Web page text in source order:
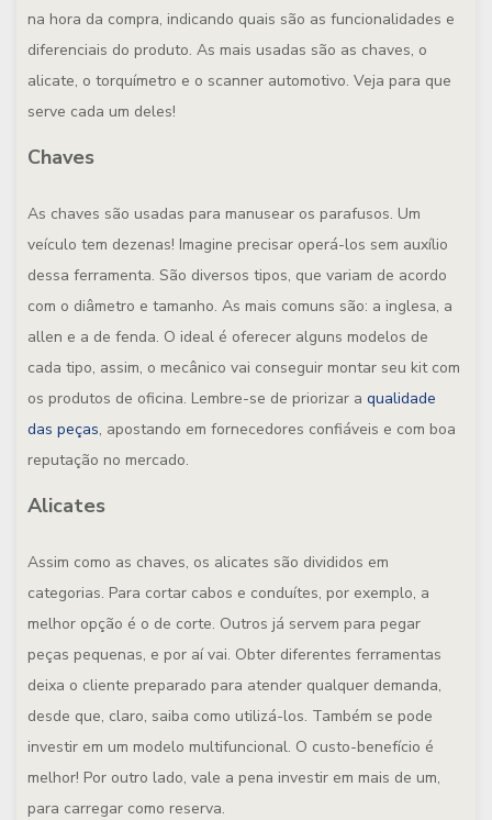
na hora da compra, indicando quais são as funcionalidades e
diferenciais do produto. As mais usadas são as chaves, o
alicate, o torquímetro e o scanner automotivo. Veja para que
serve cada um deles!
Chaves
As chaves são usadas para manusear os parafusos. Um
veículo tem dezenas! Imagine precisar operá-los sem auxílio
dessa ferramenta. São diversos tipos, que variam de acordo
com o diâmetro e tamanho. As mais comuns são: a inglesa, a
allen e a de fenda. O ideal é oferecer alguns modelos de
cada tipo, assim, o mecânico vai conseguir montar seu kit com
os produtos de oficina. Lembre-se de priorizar a qualidade
das peças, apostando em fornecedores confiáveis e com boa
reputação no mercado.
Alicates
Assim como as chaves, os alicates são divididos em
categorias. Para cortar cabos e conduítes, por exemplo, a
melhor opção é o de corte. Outros já servem para pegar
peças pequenas, e por aí vai. Obter diferentes ferramentas
deixa o cliente preparado para atender qualquer demanda,
desde que, claro, saiba como utilizá-los. Também se pode
investir em um modelo multifuncional. O custo-benefício é
melhor! Por outro lado, vale a pena investir em mais de um,
para carregar como reserva.